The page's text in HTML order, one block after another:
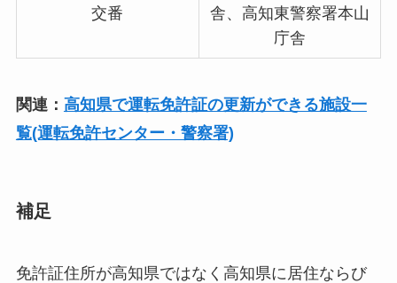
交番
舎、高知東警察署本山
庁舎
関連： 高知県で運転免許証の更新ができる施設一
覧(運転免許センター・警察署)
補足
免許証住所が高知県ではなく高知県に居住ならび